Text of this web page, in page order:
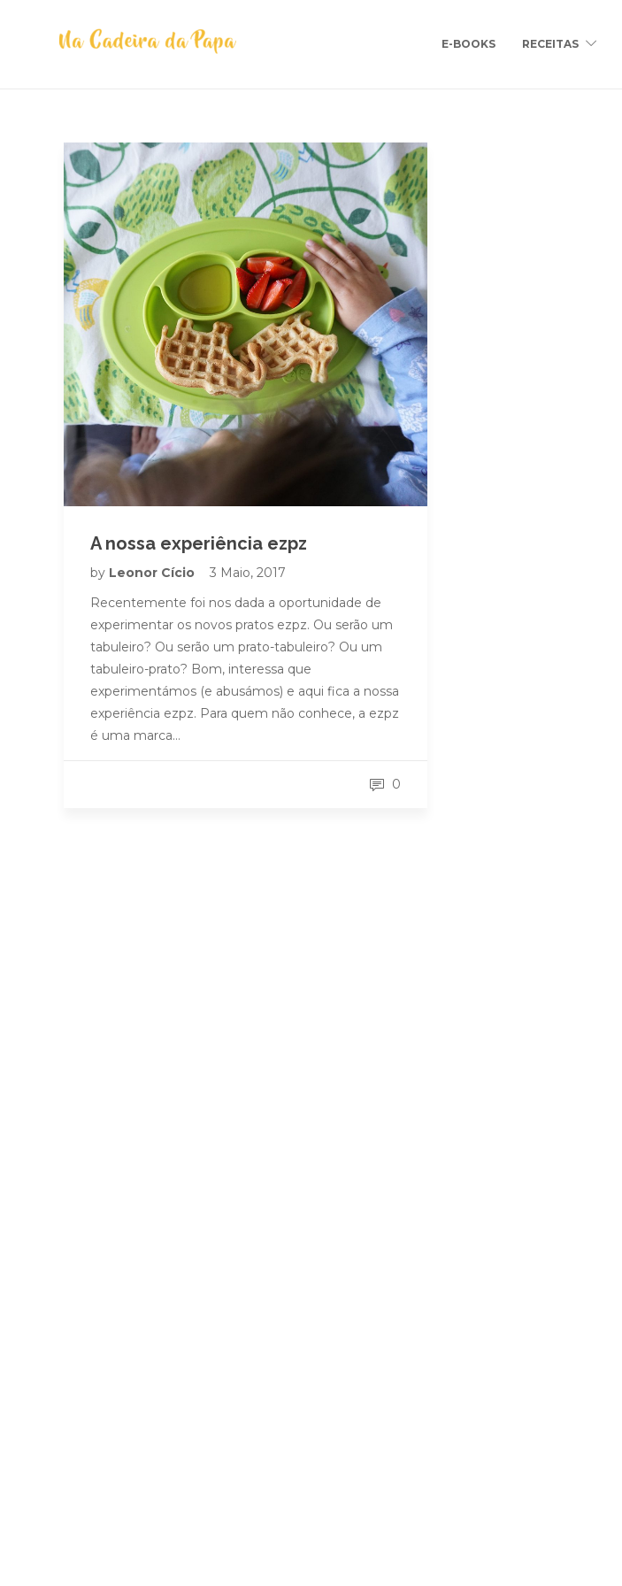
E-BOOKS RECEITAS
A nossa experiência ezpz
by Leonor Cício
3 Maio, 2017
Recentemente foi nos dada a oportunidade de
experimentar os novos pratos ezpz. Ou serão um
tabuleiro? Ou serão um prato-tabuleiro? Ou um
tabuleiro-prato? Bom, interessa que
experimentámos (e abusámos) e aqui fica a nossa
experiência ezpz. Para quem não conhece, a ezpz
é uma marca…
0